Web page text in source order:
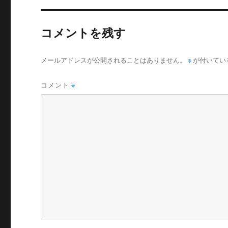
コメントを残す
メールアドレスが公開されることはありません。 ※が付いてい
コメント※